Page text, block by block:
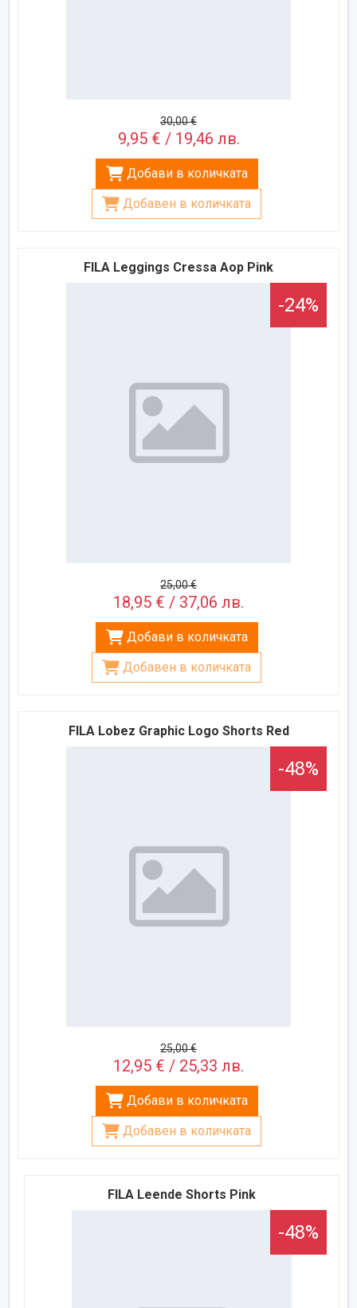
30,00 €
9,95 € / 19,46 лв.
Добави в количката
Добавен в количката
FILA Leggings Cressa Aop Pink
-24%
25,00 €
18,95 € / 37,06 лв.
Добави в количката
Добавен в количката
FILA Lobez Graphic Logo Shorts Red
-48%
25,00 €
12,95 € / 25,33 лв.
Добави в количката
Добавен в количката
FILA Leende Shorts Pink
-48%